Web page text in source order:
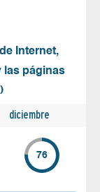
Internet,
las páginas
diciembre
76